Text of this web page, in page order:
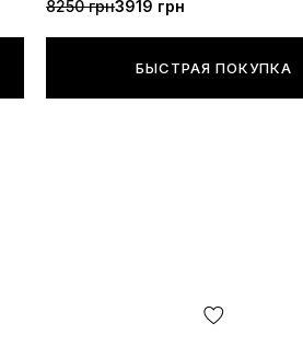
8250 грн3919 грн
БЫСТРАЯ ПОКУПКА